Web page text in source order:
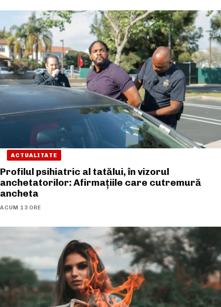
ACTUALITATE
Profilul psihiatric al tatălui, în vizorul
anchetatorilor: Afirmațiile care cutremură
ancheta
ACUM 13 ORE